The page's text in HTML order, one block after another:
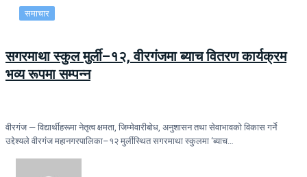
समाचार
सगरमाथा स्कुल मुर्ली–१२, वीरगंजमा ब्याच वितरण कार्यक्रम
भव्य रूपमा सम्पन्न
वीरगंज — विद्यार्थीहरूमा नेतृत्व क्षमता, जिम्मेवारीबोध, अनुशासन तथा सेवाभावको विकास गर्ने
उद्देश्यले वीरगंज महानगरपालिका–१२ मुर्लीस्थित सगरमाथा स्कुलमा ‘ब्याच…